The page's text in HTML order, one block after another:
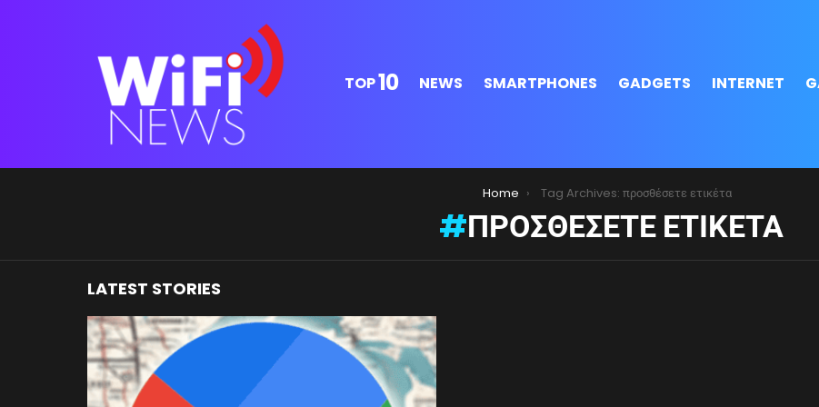
TOP10 NEWS SMARTPHONES GADGETS INTERNET
Home Tag Archives: προσθέσετε ετικέτα
ΠΡΟΣΘΈΣΕΤΕ ΕΤΙΚΈΤΑ
LATEST STORIES